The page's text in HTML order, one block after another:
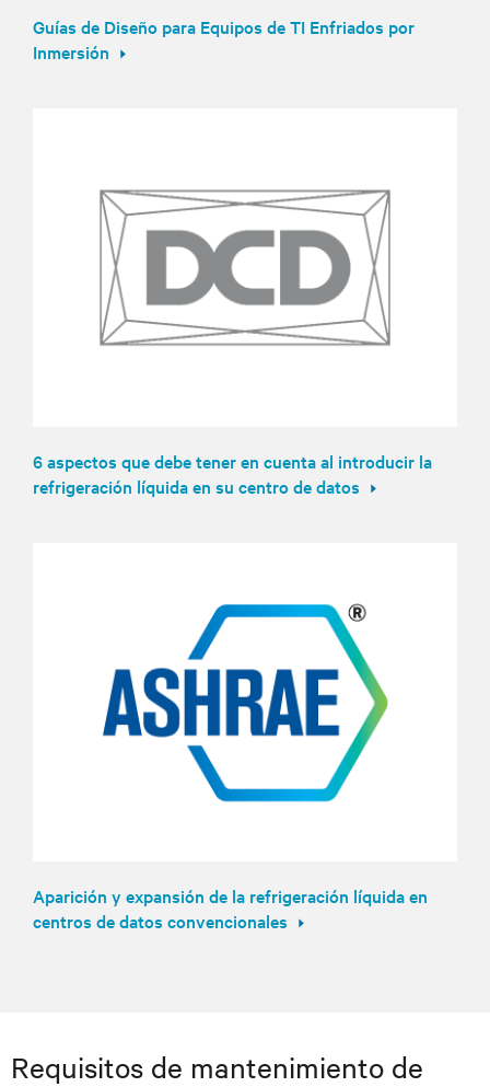
Guías de Diseño para Equipos de TI Enfriados por
Inmersión
6 aspectos que debe tener en cuenta al introducir la
refrigeración líquida en su centro de datos
Aparición y expansión de la refrigeración líquida en
centros de datos convencionales
Requisitos de mantenimiento de